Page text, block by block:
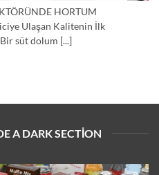
HORTUM
Ulaşan Kalitenin İlk
süt dolum [...]
A DARK SECTION